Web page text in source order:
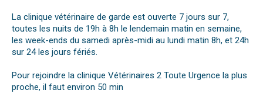
La clinique vétérinaire de garde est ouverte 7 jours sur 7,
toutes les nuits de 19h à 8h le lendemain matin en semaine,
les week-ends du samedi après-midi au lundi matin 8h, et 24h
sur 24 les jours fériés.
Pour rejoindre la clinique Vétérinaires 2 Toute Urgence la plus
proche, il faut environ 50 min